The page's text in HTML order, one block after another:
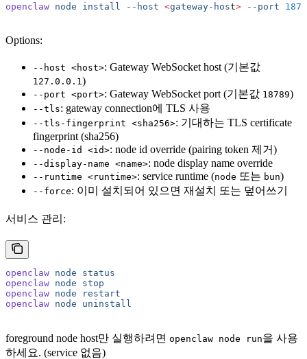
openclaw node install --host <gateway-host> --port
Options:
--host <host>: Gateway WebSocket host (기본값
127.0.0.1 )
--port <port>: Gateway WebSocket port (기본값 18789)
--tls: gateway connection에 TLS 사용
--tls-fingerprint <sha256>: 기대하는 TLS certificate
fingerprint (sha256)
--node-id <id>: node id override (pairing token 제거)
--display-name <name>: node display name override
--runtime <runtime>: service runtime (node 또는 bun)
--force: 이미 설치되어 있으면 재설치 또는 덮어쓰기
서비스 관리:
openclaw node status
openclaw node stop
openclaw node restart
openclaw node uninstall
foreground node host만 실행하려면 openclaw node run을 사용
하세요. (service 없음)